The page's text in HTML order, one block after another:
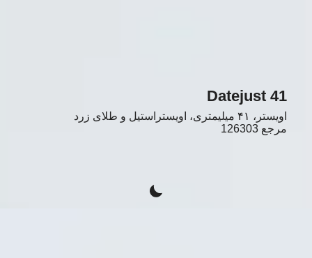
Datejust 41
اویستر، ۴۱ میلیمتری، اویستراستیل و طلای زرد
مرجع 126303